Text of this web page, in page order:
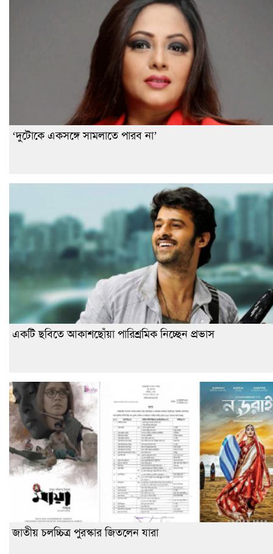
‘দুটোকে একসঙ্গে সামলাতে পারব না’
একটি ছবিতে আকাশছোঁয়া পারিশ্রমিক নিচ্ছেন প্রভাস
জাতীয় চলচ্চিত্র পুরস্কার জিতলেন যারা